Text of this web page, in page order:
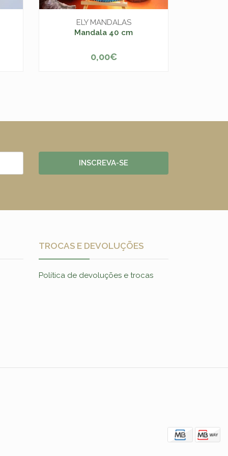
ELY MANDALAS
Mandala 40 cm
+
0,00€
INSCREVA-SE
TROCAS E DEVOLUÇÕES
Política de devoluções e trocas